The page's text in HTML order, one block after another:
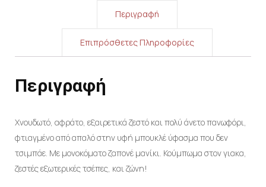
Περιγραφή
Επιπρόσθετες Πληροφορίες
Περιγραφή
Χνουδωτό, αφράτο, εξαιρετικά ζεστό και πολύ άνετο πανωφόρι,
φτιαγμένο από απαλό στην υφή μπουκλέ ύφασμα που δεν
τσιμπάε. Με μονοκόματο ζαπονέ μανίκι. Κούμπωμα στον γιακα,
ζεστές εξωτερικές τσέπες, και ζώνη!